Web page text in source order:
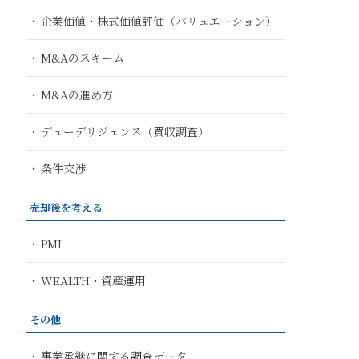
企業価値・株式価値評価（バリュエーション）
M&Aのスキーム
M&Aの進め方
デューデリジェンス（買収調査）
条件交渉
売却後を考える
PMI
WEALTH・資産運用
その他
事業承継に関する調査データ